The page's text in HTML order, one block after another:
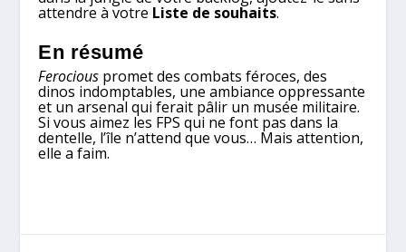
attendre à votre Liste de souhaits.
En résumé
Ferocious promet des combats féroces, des
dinos indomptables, une ambiance oppressante
et un arsenal qui ferait pâlir un musée militaire.
Si vous aimez les FPS qui ne font pas dans la
dentelle, l’île n’attend que vous… Mais attention,
elle a faim.